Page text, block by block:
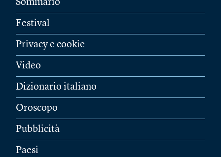
Sommario
Festival
Privacy e cookie
Video
Dizionario italiano
Oroscopo
Pubblicità
Paesi